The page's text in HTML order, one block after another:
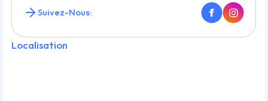
Suivez-Nous:
Localisation